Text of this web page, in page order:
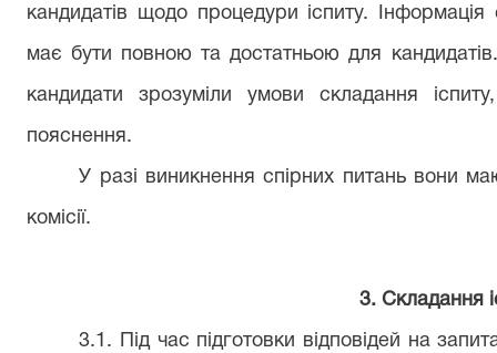
кандидатів щодо процедури іспиту.
має бути повною та достатньою для
кандидати зрозуміли умови складання
пояснення.
У разі виникнення спірних питань вони
комісії.
3. Складання
3.1. Під час підготовки відповідей на